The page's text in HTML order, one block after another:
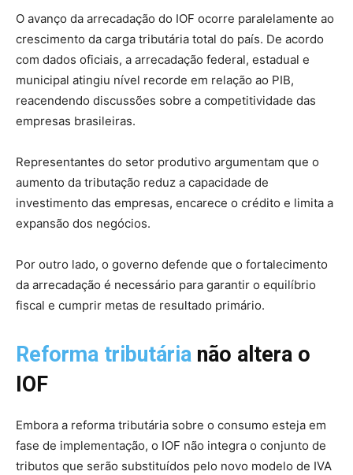
O avanço da arrecadação do IOF ocorre paralelamente ao
crescimento da carga tributária total do país. De acordo
com dados oficiais, a arrecadação federal, estadual e
municipal atingiu nível recorde em relação ao PIB,
reacendendo discussões sobre a competitividade das
empresas brasileiras.
Representantes do setor produtivo argumentam que o
aumento da tributação reduz a capacidade de
investimento das empresas, encarece o crédito e limita a
expansão dos negócios.
Por outro lado, o governo defende que o fortalecimento
da arrecadação é necessário para garantir o equilíbrio
fiscal e cumprir metas de resultado primário.
Reforma tributária não altera o
IOF
Embora a reforma tributária sobre o consumo esteja em
fase de implementação, o IOF não integra o conjunto de
tributos que serão substituídos pelo novo modelo de IVA